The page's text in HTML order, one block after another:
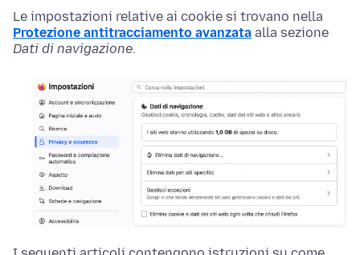
Le impostazioni relative ai cookie si trovano nella
Protezione antitracciamento avanzata alla sezione
Dati di navigazione.